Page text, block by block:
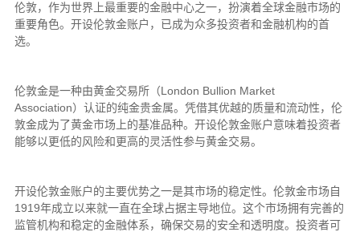
伦敦，作为世界上最重要的金融中心之一，扮演着全球金融市场的
重要角色。开设伦敦金账户，已成为众多投资者和金融机构的首
选。
伦敦金是一种由黄金交易所（London Bullion Market
Association）认证的纯金贵金属。凭借其优越的质量和流动性，伦
敦金成为了黄金市场上的基准品种。开设伦敦金账户意味着投资者
能够以更低的风险和更高的灵活性参与黄金交易。
开设伦敦金账户的主要优势之一是其市场的稳定性。伦敦金市场自
1919年成立以来就一直在全球占据主导地位。这个市场拥有完善的
监管机构和稳定的金融体系，确保交易的安全和透明度。投资者可